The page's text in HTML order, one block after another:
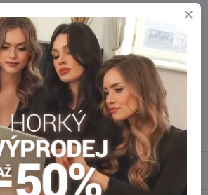
více kusů ?
zboží pro Vás doskladníme!